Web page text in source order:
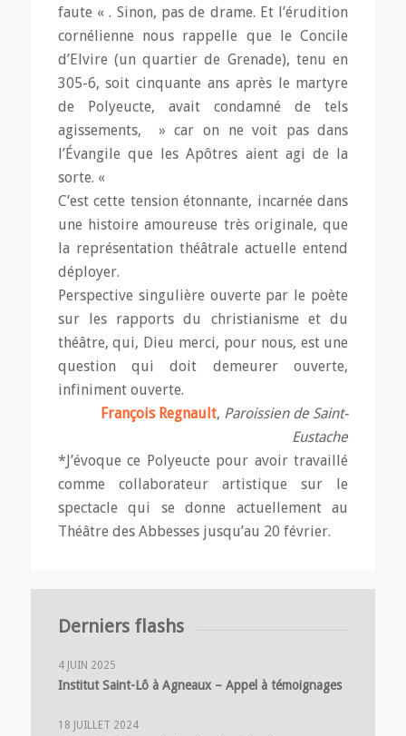
faute « . Sinon, pas de drame. Et l’érudition
cornélienne nous rappelle que le Concile
d’Elvire (un quartier de Grenade), tenu en
305-6, soit cinquante ans après le martyre
de Polyeucte, avait condamné de tels
agissements, » car on ne voit pas dans
l’Évangile que les Apôtres aient agi de la
sorte. «
C’est cette tension étonnante, incarnée dans
une histoire amoureuse très originale, que
la représentation théâtrale actuelle entend
déployer.
Perspective singulière ouverte par le poète
sur les rapports du christianisme et du
théâtre, qui, Dieu merci, pour nous, est une
question qui doit demeurer ouverte,
infiniment ouverte.
François Regnault, Paroissien de Saint-
Eustache
*J’évoque ce Polyeucte pour avoir travaillé
comme collaborateur artistique sur le
spectacle qui se donne actuellement au
Théâtre des Abbesses jusqu’au 20 février.
Derniers flashs
4 JUIN 2025
Institut Saint-Lô à Agneaux – Appel à témoignages
18 JUILLET 2024